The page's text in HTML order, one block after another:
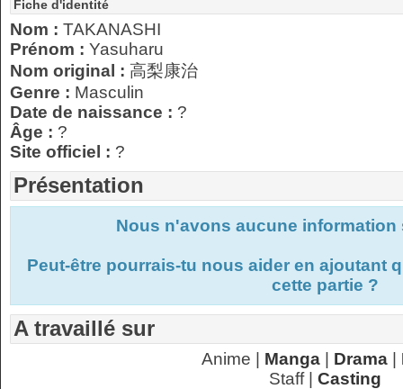
Fiche d'identité
Nom : TAKANASHI
Prénom : Yasuharu
Nom original : 高梨康治
Genre : Masculin
Date de naissance : ?
Âge : ?
Site officiel : ?
Présentation
Nous n'avons aucune
Peut-être pourrais-tu nous aider en ajoutant
cette partie ?
A travaillé sur
Anime | Manga| Drama|
Staff | Casting